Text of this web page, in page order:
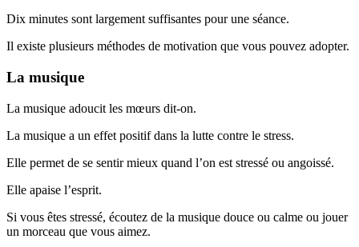
Dix minutes sont largement suffisantes pour une séance.
Il existe plusieurs méthodes de motivation que vous pouvez adopter.
La musique
La musique adoucit les mœurs dit-on.
La musique a un effet positif dans la lutte contre le stress.
Elle permet de se sentir mieux quand l’on est stressé ou angoissé.
Elle apaise l’esprit.
Si vous êtes stressé, écoutez de la musique douce ou calme ou jouer
un morceau que vous aimez.